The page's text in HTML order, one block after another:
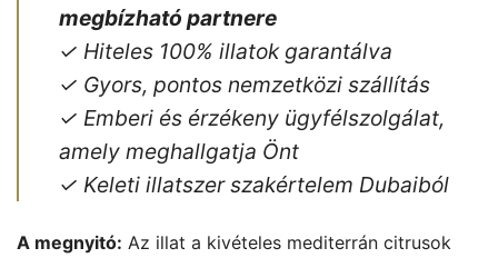
megbízható partnere
✓ Hiteles 100% illatok garantálva
✓ Gyors, pontos nemzetközi szállítás
✓ Emberi és érzékeny ügyfélszolgálat,
amely meghallgatja Önt
✓ Keleti illatszer szakértelem Dubaiból
A megnyitó: Az illat a kivételes mediterrán citrusok